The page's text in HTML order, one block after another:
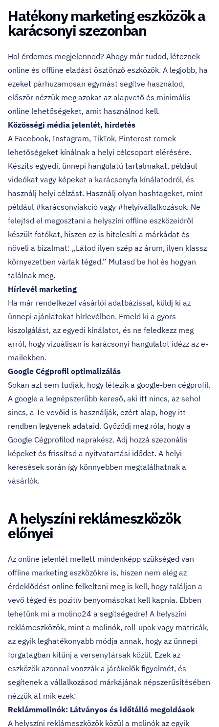
Hatékony marketing eszközök a
karácsonyi szezonban
Hol érdemes megjelenned? Ahogy már tudod, léteznek
online és offline eladást ösztönző eszközök. A legjobb, ha
ezeket párhuzamosan egymást segítve használod,
először nézzük meg azokat az alapvető és minimális
online lehetőségeket, amit használnod kell.
Közösségi média jelenlét, hirdetés
A Facebook, Instagram, TikTok, Pinterest remek
lehetőségeket kínálnak a helyi célcsoport elérésére.
Készíts egyedi, ünnepi hangulatú tartalmakat, például
videókat vagy képeket a karácsonyfa kínálatodról, és
használj helyi célzást. Használj olyan hashtageket, mint
például #karácsonyiakció vagy #helyivállalkozások. Ne
felejtsd el megosztani a helyszíni offline eszközeidről
készült fotókat, hiszen ez is hitelesíti a márkádat és
növeli a bizalmat: „Látod ilyen szép az árum, ilyen klassz
környezetben várlak téged.” Mutasd be hol és hogyan
találnak meg.
Hírlevél marketing
Ha már rendelkezel vásárlói adatbázissal, küldj ki az
ünnepi ajánlatokat hírlevélben. Emeld ki a gyors
kiszolgálást, az egyedi kínálatot, és ne feledkezz meg
arról, hogy vizuálisan is karácsonyi hangulatot idézz az e-
mailekben.
Google Cégprofil optimalizálás
Sokan azt sem tudják, hogy létezik a google-ben cégprofil.
A google a legnépszerűbb kereső, aki itt nincs, az sehol
sincs, a Te vevőid is használják, ezért alap, hogy itt
rendben legyenek adataid. Győződj meg róla, hogy a
Google Cégprofilod naprakész. Adj hozzá szezonális
képeket és frissítsd a nyitvatartási idődet. A helyi
keresések során így könnyebben megtalálhatnak a
vásárlók.
A helyszíni reklámeszközök
előnyei
Az online jelenlét mellett mindenképp szükséged van
offline marketing eszközökre is, hiszen nem elég az
érdeklődést online felkelteni meg is kell, hogy találjon a
vevő téged és pozitív benyomásokat kell kapnia. Ebben
lehetünk mi a molino24 a segítségedre! A helyszíni
reklámeszközök, mint a molinók, roll-upok vagy matricák,
az egyik leghatékonyabb módja annak, hogy az ünnepi
forgatagban kitűnj a versenytársak közül. Ezek az
eszközök azonnal vonzzák a járókelők figyelmét, és
segítenek a vállalkozásod márkájának népszerűsítésében
nézzük át mik ezek:
Reklámmolinók: Látványos és időtálló megoldások
A helyszíni reklámeszközök közül a molinók az egyik